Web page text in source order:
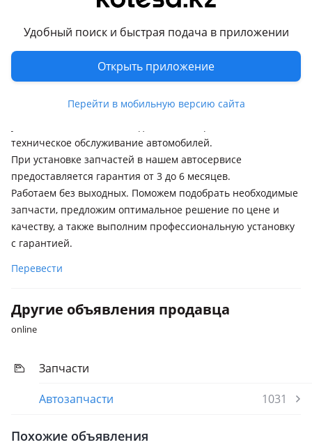
Удобный поиск и быстрая подача в приложении
Открыть приложение
Перейти в мобильную версию сайта
регионы Казахстана и СНГ любым удобным способом:
поездом, автобусом, самолётом и транспортными
компаниями.
Доступны кредит и рассрочка.
Наличие, совместимость и актуальную стоимость
Также оказываем услуги автосервиса: профессиональная
техническое обслуживание автомобилей.
При установке запчастей в нашем автосервисе
предоставляется гарантия от 3 до 6 месяцев.
Работаем без выходных. Поможем подобрать необходимые
запчасти, предложим оптимальное решение по цене и
качеству, а также выполним профессиональную установку
с гарантией.
Перевести
Другие объявления продавца
online
Запчасти
Автозапчасти
1031
Похожие объявления